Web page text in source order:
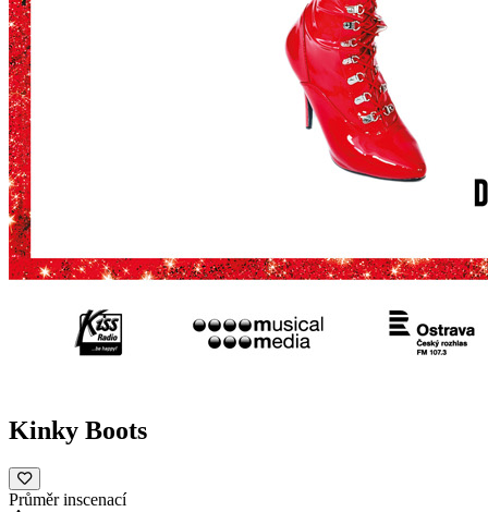
Kinky Boots
Průměr inscenací